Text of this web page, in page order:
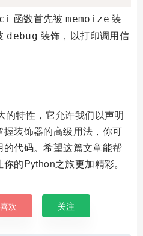
函数首先被memoize 装
debug 装饰，以打印调用信
特性，它允许我们以声明
装饰器的高级用法，你可
代码。希望这篇文章能帮
的Python之旅更加精彩。
喜欢 关注